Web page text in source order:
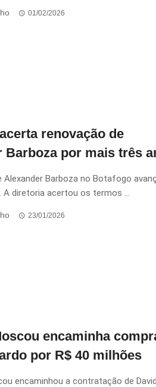
01/02/2026
renovação de
Barboza por mais três
Alexander Barboza no Botafogo
A diretoria acertou os termos ...
23/01/2026
encaminha
por R$ 40 milhões
encaminhou a contratação de David